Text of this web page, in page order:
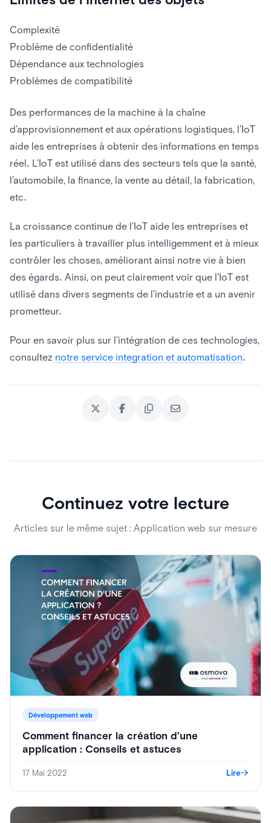
Complexité
Problème de confidentialité
Dépendance aux technologies
Problèmes de compatibilité
Des performances de la machine à la chaîne
d’approvisionnement et aux opérations logistiques, l’IoT
aide les entreprises à obtenir des informations en temps
réel. L’IoT est utilisé dans des secteurs tels que la santé,
l’automobile, la finance, la vente au détail, la fabrication,
etc.
La croissance continue de l’IoT aide les entreprises et
les particuliers à travailler plus intelligemment et à mieux
contrôler les choses, améliorant ainsi notre vie à bien
des égards. Ainsi, on peut clairement voir que l’IoT est
utilisé dans divers segments de l’industrie et a un avenir
prometteur.
Pour en savoir plus sur l’intégration de ces technologies,
consultez notre service integration et automatisation.
Continuez votre lecture
Articles sur le même sujet : Application web sur mesure
Développement web
Comment financer la création d’une
application : Conseils et astuces
17 Mai 2022 Lire